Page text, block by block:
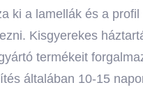
ki a lamellák és a
Kisgyerekes
termékeit
általában 10-15